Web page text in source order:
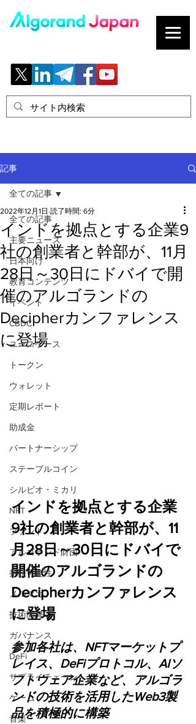
記事
全ての記事
主要ニュース
日本向け
教育コンテンツ
イベント
CBDC
ユースケース
トークン
ウォレット
定期レポート
助成金
パートナーシップ
ステーブルコイン
シルビオ・ミカリ
NFT
ファンド
アルゴランド財団
持続可能性
メルマガ
技術開発
ガバナンス
DeFi
サプライチェーン
ゲーム
音楽
全ての記事
インドを拠点とする企業9
社の創業者と幹部が、11月
28日～30日にドバイで開
催のアルゴランドの
Decipherカンファレンス
に登場
2022年12月1日 読了時間: 6分
インドを拠点とする企業
9社の創業者と幹部が、11
月28日～30日にドバイで
開催のアルゴランドの
Decipherカンファレンス
に登場
参加各社は、NFTマーケットプ
レイス、DeFiプロトコル、AIソ
フトウェア企業など、アルゴラ
ンドの技術を活用したWeb3製
品を積極的に構築